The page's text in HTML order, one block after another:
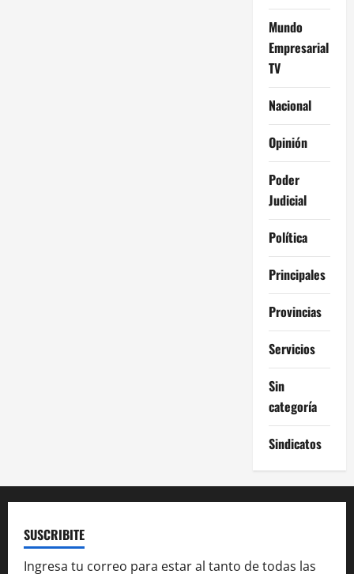
Mundo
Empresarial
TV
Nacional
Opinión
Poder
Judicial
Política
Principales
Provincias
Servicios
Sin
categoría
Sindicatos
SUSCRIBITE
Ingresa tu correo para estar al tanto de todas las